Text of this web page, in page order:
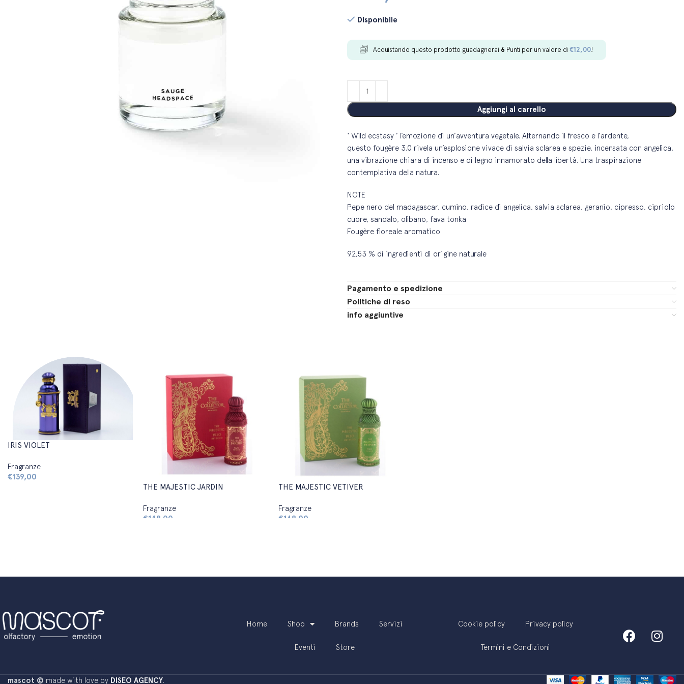
Disponibile
Acquistando questo prodotto guadagnerai 6 Punti per un valore di €12,00!
Aggiungi al carrello
‘ Wild ecstasy ’ l’emozione di un’avventura vegetale. Alternando il fresco e l’ardente,
questo fougère 3.0 rivela un’esplosione vivace di salvia sclarea e spezie, incensata con angelica,
una vibrazione chiara di incenso e di legno innamorato della libertà. Una traspirazione
contemplativa della natura.
NOTE
Pepe nero del madagascar, cumino, radice di angelica, salvia sclarea, geranio, cipresso, cipriolo
cuore, sandalo, olibano, fava tonka
Fougère floreale aromatico
92,53 % di ingredienti di origine naturale
Pagamento e spedizione
Politiche di reso
info aggiuntive
IRIS VIOLET
Fragranze
€139,00
THE MAJESTIC JARDIN
Fragranze
€148,00
THE MAJESTIC VETIVER
Fragranze
€148,00
Home Shop Brands Servizi
Eventi Store
Cookie policy Privacy policy
Termini e Condizioni
mascot © made with love by DISEO AGENCY.